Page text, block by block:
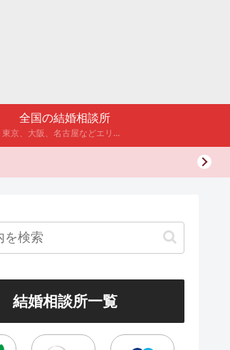
全国の結婚相談所
東京、大阪、名古屋などエリア別のアンケート調査や結婚相談所・婚活パーティーの体験談などを公開。
結婚相談所一覧